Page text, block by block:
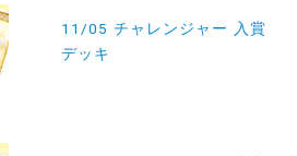
11/05 チャレンジャー 入賞
デッキ